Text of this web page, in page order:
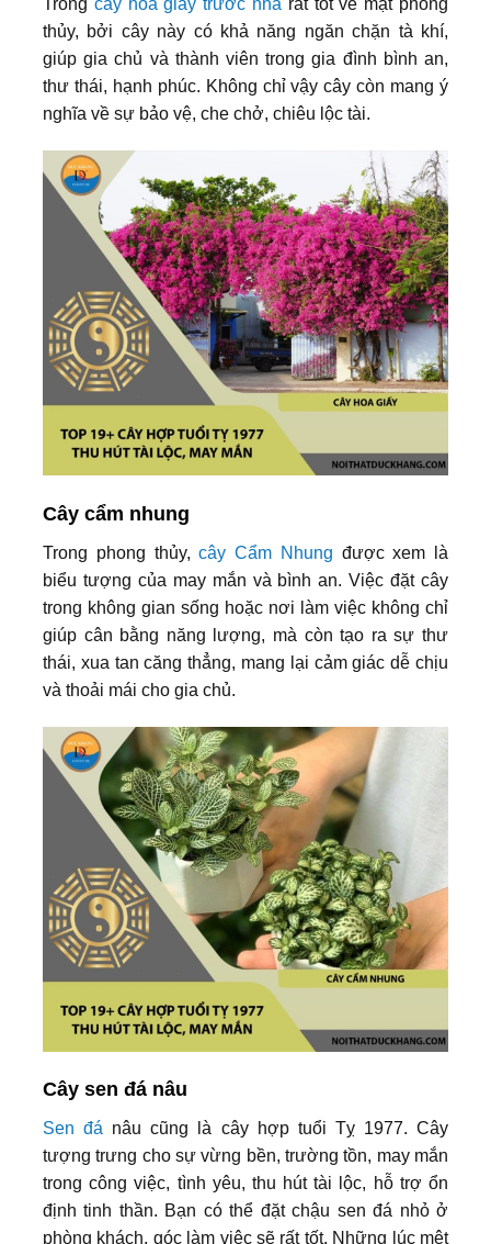
Trồng cây hoa giấy trước nhà rất tốt về mặt phong
thủy, bởi cây này có khả năng ngăn chặn tà khí,
giúp gia chủ và thành viên trong gia đình bình an,
thư thái, hạnh phúc. Không chỉ vậy cây còn mang ý
nghĩa về sự bảo vệ, che chở, chiêu lộc tài.
Cây cẩm nhung
Trong phong thủy,cây Cẩm Nhung được xem là
biểu tượng của may mắn và bình an. Việc đặt cây
trong không gian sống hoặc nơi làm việc không chỉ
giúp cân bằng năng lượng, mà còn tạo ra sự thư
thái, xua tan căng thẳng, mang lại cảm giác dễ chịu
và thoải mái cho gia chủ.
Cây sen đá nâu
Sen đá nâu cũng là cây hợp tuổi Tỵ 1977. Cây
tượng trưng cho sự vừng bền, trường tồn, may mắn
trong công việc, tình yêu, thu hút tài lộc, hỗ trợ ổn
định tinh thần. Bạn có thể đặt chậu sen đá nhỏ ở
phòng khách, góc làm việc sẽ rất tốt. Những lúc mệt